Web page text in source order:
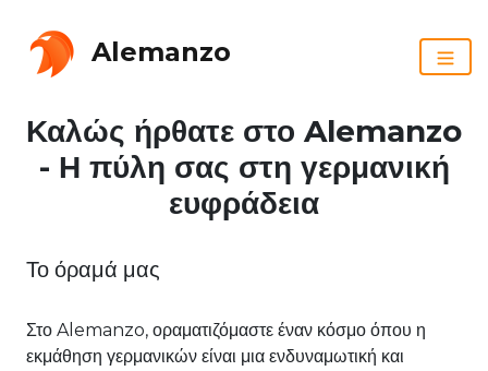
Alemanzo
Καλώς ήρθατε στο Alemanzo
- Η πύλη σας στη γερμανική
ευφράδεια
Το όραμά μας
Στο Alemanzo, οραματιζόμαστε έναν κόσμο όπου η
εκμάθηση γερμανικών είναι μια ενδυναμωτική και